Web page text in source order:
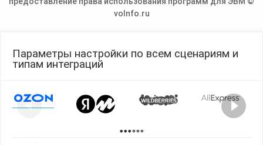
voInfo.ru
Параметры настройки по всем сценариям и
типам интеграций